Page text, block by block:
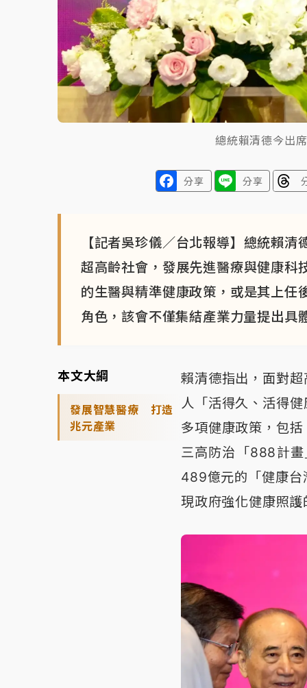
總統賴清德今出
分享 分享
【記者吳珍儀／台北報導】總統賴
超高齡社會，發展先進醫療與健康科
的生醫與精準健康政策，或是其上任
角色，該會不僅集結產業力量提出具
本文大綱
發展智慧醫療 打造
兆元產業
賴清德指出，面對
人「活得久、活得
多項健康政策，包
三高防治「888計
489億元的「健康台
現政府強化健康照護